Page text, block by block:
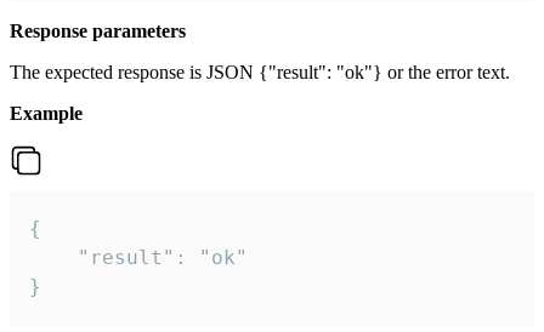
Response parameters
The expected response is JSON {"result": "ok"} or the error text.
Example
{
    "result": "ok"
}